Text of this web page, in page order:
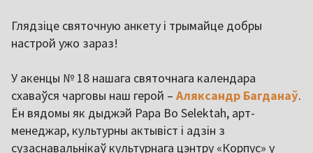
Глядзіце святочную анкету і трымайце добры
настрой ужо зараз!
У акенцы № 18 нашага святочнага календара
схаваўся чарговы наш герой – Аляксандр Багданаў.
Ён вядомы як дыджэй Papa Bo Selektah, арт-
менеджар, культурны актывіст і адзін з
сузаснавальнікаў культурнага цэнтру «Корпус» у